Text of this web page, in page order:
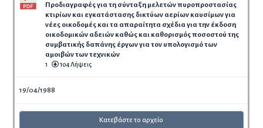
Προδιαγραφές για τη σύνταξη μελετών πυροπροστασίας
κτιρίων και εγκατάστασης δικτύων αερίων καυσίμων για
νέες οικοδομές και τα απαραίτητα σχέδια για την έκδοση
οικοδομικών αδειών καθώς και καθορισμός ποσοστού της
συμβατικής δαπάνης έργων για τον υπολογισμό των
αμοιβών των τεχνικών
1 104 Λήψεις
19/04/1988
Κατεβάστε το αρχείο